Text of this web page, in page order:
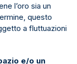
l’oro sia un
questo
a fluttuazioni
e/o un